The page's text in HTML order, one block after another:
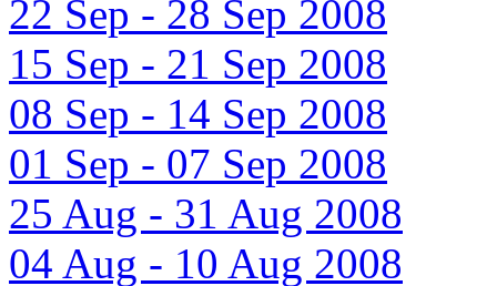
22 Sep - 28 Sep 2008
15 Sep - 21 Sep 2008
08 Sep - 14 Sep 2008
01 Sep - 07 Sep 2008
25 Aug - 31 Aug 2008
04 Aug - 10 Aug 2008